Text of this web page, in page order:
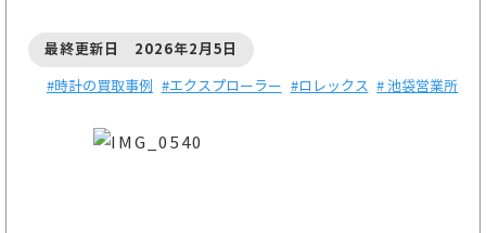
最終更新日 2026年2月5日
#時計の買取事例
#エクスプローラー #ロレックス # 池袋営業所